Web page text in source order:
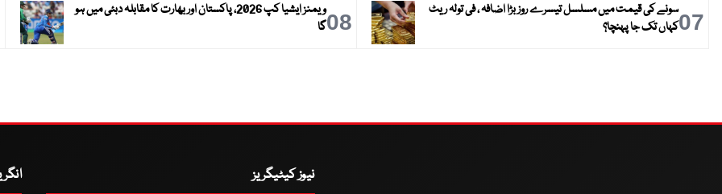
07سونے کی قیمت میں مسلسل تیسرے روز بڑا اضافہ ، فی تولہ ریٹ
کہاں تک جا پہنچا؟
08
ویمنز ایشیا کپ 2026، پاکستان اور بھارت کا مقابلہ دبئی میں ہو
گا
نیوز کیٹیگریز